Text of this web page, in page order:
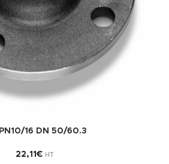
16 DN 50/60.3
22,11 € HT